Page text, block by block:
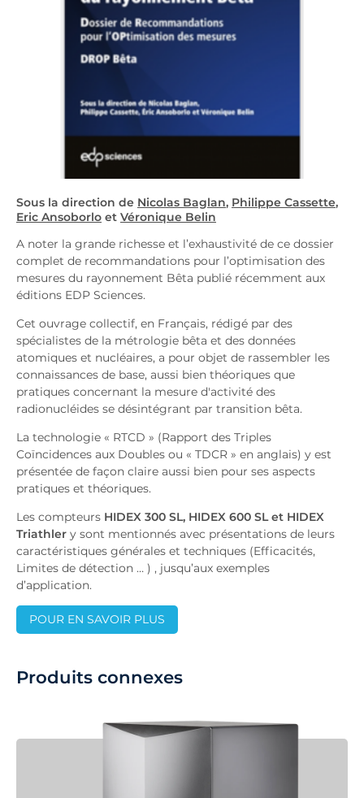
Sous la direction de Nicolas Baglan, Philippe Cassette,
Eric Ansoborlo et Véronique Belin
A noter la grande richesse et l’exhaustivité de ce dossier
complet de recommandations pour l’optimisation des
mesures du rayonnement Bêta publié récemment aux
éditions EDP Sciences.
Cet ouvrage collectif, en Français, rédigé par des
spécialistes de la métrologie bêta et des données
atomiques et nucléaires, a pour objet de rassembler les
connaissances de base, aussi bien théoriques que
pratiques concernant la mesure d'activité des
radionucléides se désintégrant par transition bêta.
La technologie « RTCD » (Rapport des Triples
Coïncidences aux Doubles ou « TDCR » en anglais) y est
présentée de façon claire aussi bien pour ses aspects
pratiques et théoriques.
Les compteurs HIDEX 300 SL, HIDEX 600 SL et HIDEX
Triathler y sont mentionnés avec présentations de leurs
caractéristiques générales et techniques (Efficacités,
Limites de détection … ) , jusqu’aux exemples
d’application.
POUR EN SAVOIR PLUS
Produits connexes